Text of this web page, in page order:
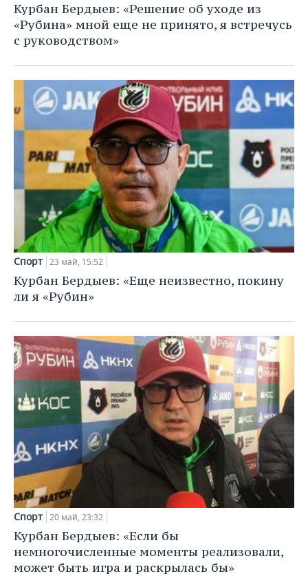
Курбан Бердыев: «Решение об уходе из
«Рубина» мной еще не принято, я встречусь
с руководством»
Спорт 23 май, 15:52
Курбан Бердыев: «Еще неизвестно, покину
ли я «Рубин»
Спорт 20 май, 23:32
Курбан Бердыев: «Если бы
немногочисленные моменты реализовали,
может быть игра и раскрылась бы»